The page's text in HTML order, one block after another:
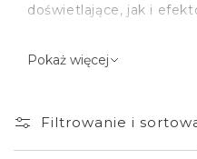
doświetlające, jak i
Funkcja
Drewniana lampa
Pokaż więcej
Filtrowanie i